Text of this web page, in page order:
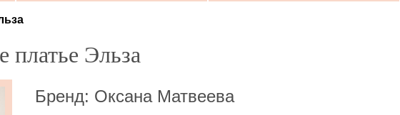
платье Эльза
Бренд: Оксана Матвеева